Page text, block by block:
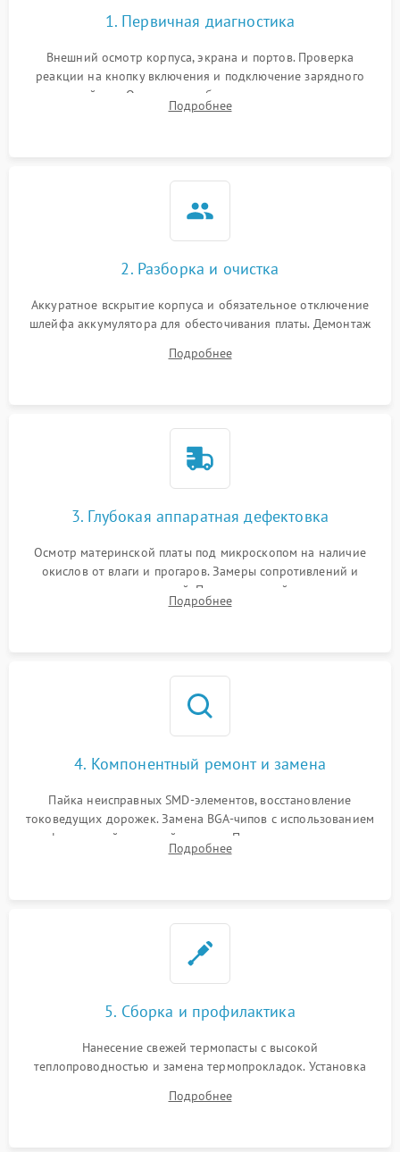
1. Первичная диагностика
Внешний осмотр корпуса, экрана и портов. Проверка
реакции на кнопку включения и подключение зарядного
устройства. Оценка потребления тока с помощью
лабораторного блока питания для локализации проблемы.
Подробнее
2. Разборка и очистка
Аккуратное вскрытие корпуса и обязательное отключение
шлейфа аккумулятора для обесточивания платы. Демонтаж
высохшей термопасты с кристаллов чипов.
Подробнее
3. Глубокая аппаратная дефектовка
Осмотр материнской платы под микроскопом на наличие
окислов от влаги и прогаров. Замеры сопротивлений и
дежурных напряжений. Проверка цепей питания,
мультиконтроллера, процессора и видеочипа.
Подробнее
4. Компонентный ремонт и замена
Пайка неисправных SMD-элементов, восстановление
токоведущих дорожек. Замена BGA-чипов с использованием
инфракрасной паяльной станции. Прошивка микросхемы
BIOS или замена поврежденных портов USB
Подробнее
5. Сборка и профилактика
Нанесение свежей термопасты с высокой
теплопроводностью и замена термопрокладок. Установка
шлейфов, модулей памяти и накопителей. Предварительная
Подробнее